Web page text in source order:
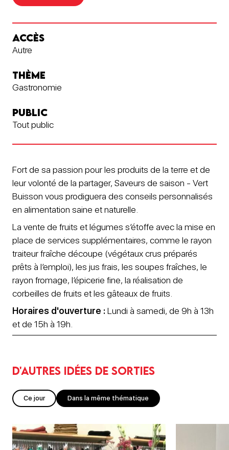
ACCÈS
Autre
THÈME
Gastronomie
PUBLIC
Tout public
Fort de sa passion pour les produits de la terre et de
leur volonté de la partager, Saveurs de saison - Vert
Buisson vous prodiguera des conseils personnalisés
en alimentation saine et naturelle.
La vente de fruits et légumes s’étoffe avec la mise en
place de services supplémentaires, comme le rayon
traiteur fraîche découpe (végétaux crus préparés
prêts à l’emploi), les jus frais, les soupes fraîches, le
rayon fromage, l’épicerie fine, la réalisation de
corbeilles de fruits et les gâteaux de fruits.
Horaires d'ouverture :Lundi à samedi, de 9h à 13h
et de 15h à 19h.
D'autres idées de sorties
Ce jour Dans la même thématique